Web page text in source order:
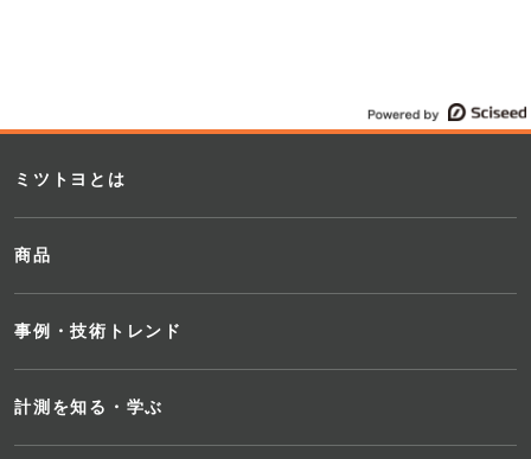
ミツトヨとは
商品
事例・技術トレンド
計測を知る・学ぶ